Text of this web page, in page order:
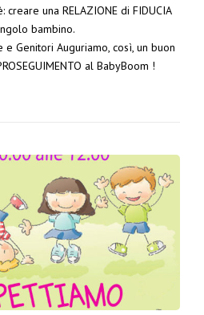
creare una RELAZIONE di FIDUCIA
bambino.
Genitori Auguriamo, così, un buon
al BabyBoom !